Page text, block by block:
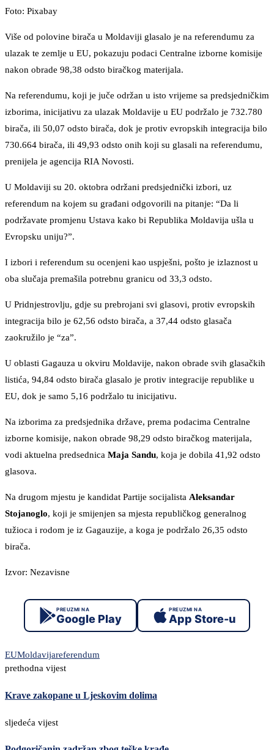
Foto: Pixabay
Više od polovine birača u Moldaviji glasalo je na referendumu za
ulazak te zemlje u EU, pokazuju podaci Centralne izborne komisije
nakon obrade 98,38 odsto biračkog materijala.
Na referendumu, koji je juče održan u isto vrijeme sa predsjedničkim
izborima, inicijativu za ulazak Moldavije u EU podržalo je 732.780
birača, ili 50,07 odsto birača, dok je protiv evropskih integracija bilo
730.664 birača, ili 49,93 odsto onih koji su glasali na referendumu,
prenijela je agencija RIA Novosti.
U Moldaviji su 20. oktobra održani predsjednički izbori, uz
referendum na kojem su građani odgovorili na pitanje: “Da li
podržavate promjenu Ustava kako bi Republika Moldavija ušla u
Evropsku uniju?”.
I izbori i referendum su ocenjeni kao uspješni, pošto je izlaznost u
oba slučaja premašila potrebnu granicu od 33,3 odsto.
U Pridnjestrovlju, gdje su prebrojani svi glasovi, protiv evropskih
integracija bilo je 62,56 odsto birača, a 37,44 odsto glasača
zaokružilo je “za”.
U oblasti Gagauza u okviru Moldavije, nakon obrade svih glasačkih
listića, 94,84 odsto birača glasalo je protiv integracije republike u
EU, dok je samo 5,16 podržalo tu inicijativu.
Na izborima za predsjednika države, prema podacima Centralne
izborne komisije, nakon obrade 98,29 odsto biračkog materijala,
vodi aktuelna predsednica Maja Sandu, koja je dobila 41,92 odsto
glasova.
Na drugom mjestu je kandidat Partije socijalista Aleksandar
Stojanoglo, koji je smijenjen sa mjesta republičkog generalnog
tužioca i rodom je iz Gagauzije, a koga je podržalo 26,35 odsto
birača.
Izvor: Nezavisne
PREUZMI NA
Google Play
PREUZMI NA
App Store-u
EUMoldavijareferendum
prethodna vijest
Krave zakopane u Ljeskovim dolima
sljedeća vijest